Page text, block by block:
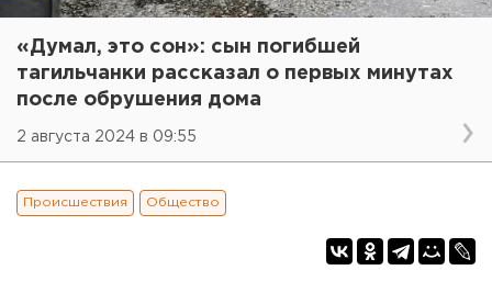
«Думал, это сон»: сын погибшей
тагильчанки рассказал о первых минутах
после обрушения дома
2 августа 2024 в 09:55
Происшествия Общество